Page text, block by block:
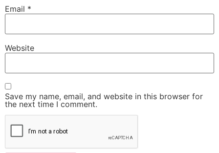
Email *
Website
Save my name, email, and website in this browser for
the next time I comment.